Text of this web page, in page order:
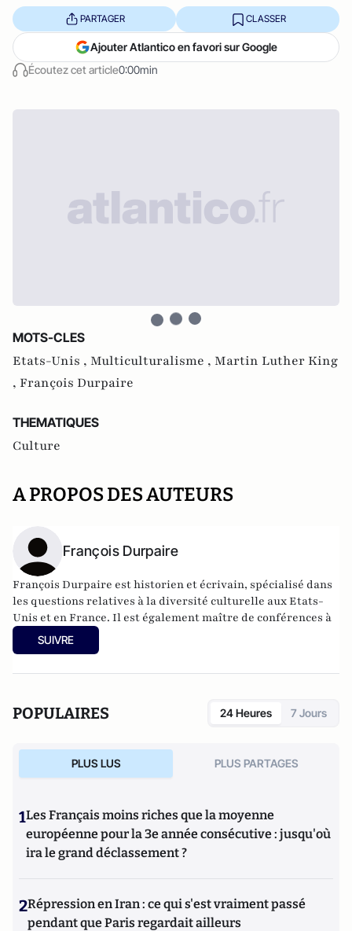
Écoutez cet article0:00min
PARTAGER CLASSER
Ajouter Atlantico en favori sur Google
MOTS-CLES
Etats-Unis , Multiculturalisme , Martin Luther King
, François Durpaire
THEMATIQUES
Culture
A PROPOS DES AUTEURS
François Durpaire
François Durpaire est historien et écrivain, spécialisé dans
les questions relatives à la diversité culturelle aux Etats-
Unis et en France. Il est également maître de conférences à
l'université de Cergy-Pontoise.
Il est président du mouvement pluricitoyen :
Rey, 2012) et deLes Etats-Unis pour les nulsaux côtés de
SUIVRE
POPULAIRES 24 Heures 7 Jours
PLUS LUS PLUS PARTAGES
1Les Français moins riches que la moyenne
européenne pour la 3e année consécutive : jusqu'où
ira le grand déclassement ?
2Répression en Iran : ce qui s'est vraiment passé
pendant que Paris regardait ailleurs